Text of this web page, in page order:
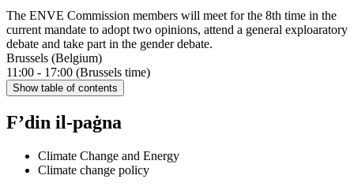
The ENVE Commission members will meet for the 8th time in the
current mandate to adopt two opinions, attend a general exploaratory
debate and take part in the gender debate.
Brussels (Belgium)
11:00 - 17:00 (Brussels time)
Show table of contents
F’din il-paġna
Climate Change and Energy
Climate change policy